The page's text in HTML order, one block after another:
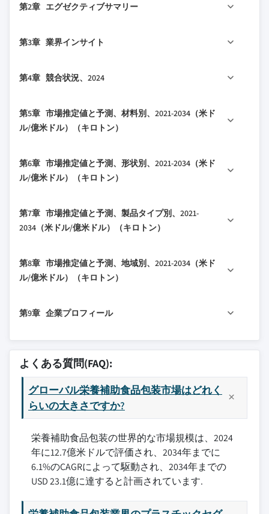
1.2 基本推定値と計算
1.4 データソース
1.4.2 二次データ
1.4.2.2 公共ソース
第2章 エグゼクティブサマリー
第3章 業界インサイト
3.1.1 バリューチェーンに影響を与える要因
3.1.3 変動要因
3.1.4 将来展望
3.1.6 流通業者
3.2 主要ニュースとイニシアチブ
3.4 影響要因
3.4.1 成長ドライバー
3.4.1.2 高度でスケーラブルな包装ソリュ
ーションへの需要拡大
3.4.1.4 包装における規制遵守の必要性
3.4.2 業界の落とし穴と課題
3.4.2.1 包装資材の高コスト
3.4.2.2 サプライチェーンと流通の課題
3.5 成長ポテンシャル分析
3.6 ポーター分析
3.7 PESTEL分析
第4章 競合状況、2024
4.2 企業の市場シェア分析
4.3 競争ポジショニングマトリックス
第5章 市場推定値と予測、材料別、2021-2034（米ド
ル/億米ドル）（キロトン）
5.2 プラスチック
5.3 紙・板紙
5.5 金属
第6章 市場推定値と予測、形状別、2021-2034（米ド
ル/億米ドル）（キロトン）
6.2 液体
6.2.1 シロップ
6.2.3 その他
6.3.2 カプセル・錠剤
6.4 半固形
6.4.1 グミ
6.4.2 ソフトカプセル
第7章 市場推定値と予測、製品タイプ別、2021-
2034（米ドル/億米ドル）（キロトン）
7.2 ボトルとジャー
7.3 チンと缶
7.5 サシェ
7.7 その他
第8章 市場推定値と予測、地域別、2021-2034（米ド
ル/億米ドル）（キロトン）
8.2 北米
8.2.2 カナダ
8.3 欧州
8.3.1 英国
8.3.2 ドイツ
8.3.3 フランス
8.3.4 イタリア
8.3.5 スペイン
8.3.6 ロシア
8.4 アジア太平洋
8.4.1 中国
第9章 企業プロフィール
9.1 アルティウム・パッケージング
9.3 ケアパック
9.4 コマー
9.5 イーグル・フレキシブル・パッケージング
9.6 エリス・パッケージング・ソリューションズ
9.7 イーパック・フレキシブル・パッケージング
9.8 エムエスアイ・エクスプレス
9.9 オーピーエム・グループ
9.10 オクソ・パッケージング
9.11 パックファクトリー
よくある質問(FAQ):
グローバル栄養補助食品包装市場はどれく
らいの大きさですか?
栄養補助食品包装の世界的な市場規模は、2024
年に12.7億米ドルで評価され、2034年までに
6.1%のCAGRによって駆動され、2034年までの
USD 23.1億に達すると計画されています.